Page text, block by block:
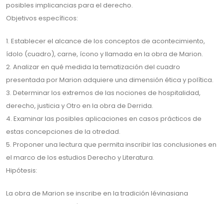
posibles implicancias para el derecho.
Objetivos específicos:
1. Establecer el alcance de los conceptos de acontecimiento,
ídolo (cuadro), carne, ícono y llamada en la obra de Marion.
2. Analizar en qué medida la tematización del cuadro
presentada por Marion adquiere una dimensión ética y política.
3. Determinar los extremos de las nociones de hospitalidad,
derecho, justicia y Otro en la obra de Derrida.
4. Examinar las posibles aplicaciones en casos prácticos de
estas concepciones de la otredad.
5. Proponer una lectura que permita inscribir las conclusiones en
el marco de los estudios Derecho y Literatura.
Hipótesis:
La obra de Marion se inscribe en la tradición lévinasiana